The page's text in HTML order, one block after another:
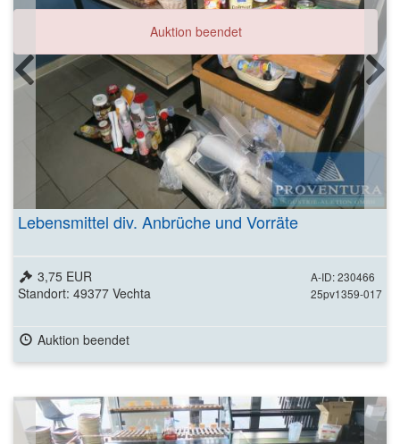
Auktion beendet
Lebensmittel div. Anbrüche und Vorräte
A-ID: 230466
25pv1359-017
3,75 EUR
Standort: 49377 Vechta
Auktion beendet